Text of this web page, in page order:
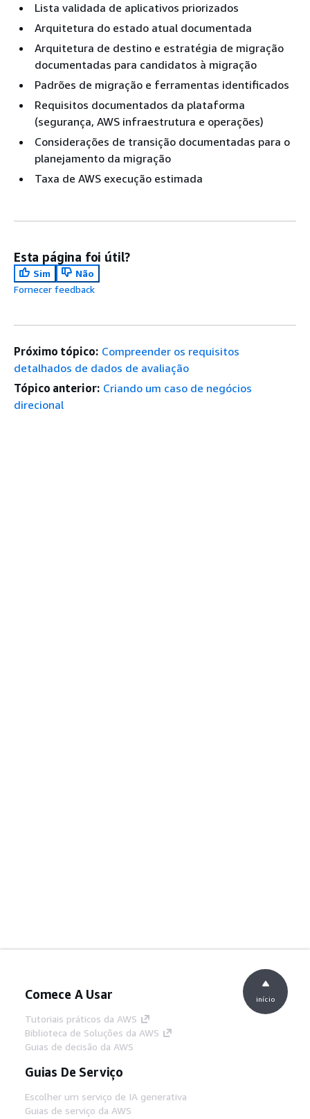
Lista validada de aplicativos priorizados
Arquitetura do estado atual documentada
Arquitetura de destino e estratégia de migração
documentadas para candidatos à migração
Padrões de migração e ferramentas identificados
Requisitos documentados da plataforma
(segurança, AWS infraestrutura e operações)
Considerações de transição documentadas para o
planejamento da migração
Taxa de AWS execução estimada
Esta página foi útil?
Sim
Não
Fornecer feedback
Próximo tópico: Compreender os requisitos
detalhados de dados de avaliação
Tópico anterior: Criando um caso de negócios
direcional
Comece A Usar
Tutoriais práticos da AWS
Biblioteca de Soluções da AWS
Guias de decisão da AWS
Guias De Serviço
Escolher um serviço de IA generativa
Guias de serviço da AWS
início